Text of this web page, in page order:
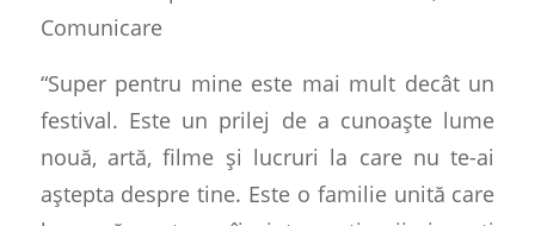
Comunicare
“Super pentru mine este mai mult decât un
festival. Este un prilej de a cunoaște lume
nouă, artă, filme și lucruri la care nu te-ai
aștepta despre tine. Este o familie unită care